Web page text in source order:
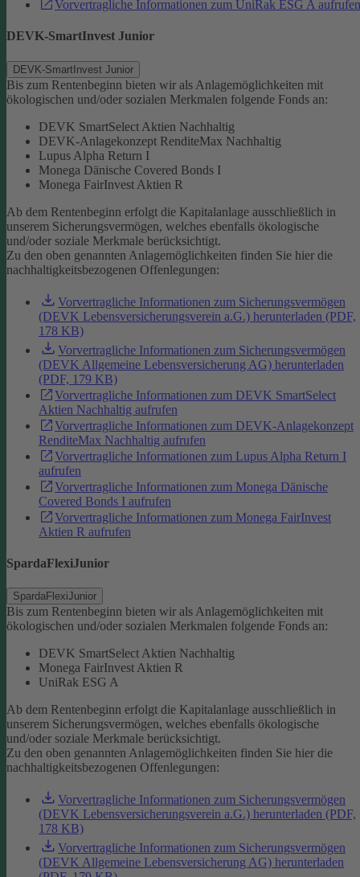
Vorvertragliche Informationen zum UniRak ESG A aufrufen
DEVK-SmartInvest Junior
DEVK-SmartInvest Junior
Bis zum Rentenbeginn bieten wir als Anlagemöglichkeiten mit
ökologischen und/oder sozialen Merkmalen folgende Fonds an:
DEVK SmartSelect Aktien Nachhaltig
DEVK-Anlagekonzept RenditeMax Nachhaltig
Lupus Alpha Return I
Monega Dänische Covered Bonds I
Monega FairInvest Aktien R
Ab dem Rentenbeginn erfolgt die Kapitalanlage ausschließlich in
unserem Sicherungsvermögen, welches ebenfalls ökologische
und/oder soziale Merkmale berücksichtigt.
Zu den oben genannten Anlagemöglichkeiten finden Sie hier die
nachhaltigkeitsbezogenen Offenlegungen:
Vorvertragliche Informationen zum Sicherungsvermögen
(DEVK Lebensversicherungsverein a.G.) herunterladen (PDF,
178 KB)
Vorvertragliche Informationen zum Sicherungsvermögen
(DEVK Allgemeine Lebensversicherung AG) herunterladen
(PDF, 179 KB)
Vorvertragliche Informationen zum DEVK SmartSelect
Aktien Nachhaltig aufrufen
Vorvertragliche Informationen zum DEVK-Anlagekonzept
RenditeMax Nachhaltig aufrufen
Vorvertragliche Informationen zum Lupus Alpha Return I
aufrufen
Vorvertragliche Informationen zum Monega Dänische
Covered Bonds I aufrufen
Vorvertragliche Informationen zum Monega FairInvest
Aktien R aufrufen
SpardaFlexiJunior
SpardaFlexiJunior
Bis zum Rentenbeginn bieten wir als Anlagemöglichkeiten mit
ökologischen und/oder sozialen Merkmalen folgende Fonds an:
DEVK SmartSelect Aktien Nachhaltig
Monega FairInvest Aktien R
UniRak ESG A
Ab dem Rentenbeginn erfolgt die Kapitalanlage ausschließlich in
unserem Sicherungsvermögen, welches ebenfalls ökologische
und/oder soziale Merkmale berücksichtigt.
Zu den oben genannten Anlagemöglichkeiten finden Sie hier die
nachhaltigkeitsbezogenen Offenlegungen:
Vorvertragliche Informationen zum Sicherungsvermögen
(DEVK Lebensversicherungsverein a.G.) herunterladen (PDF,
178 KB)
Vorvertragliche Informationen zum Sicherungsvermögen
(DEVK Allgemeine Lebensversicherung AG) herunterladen